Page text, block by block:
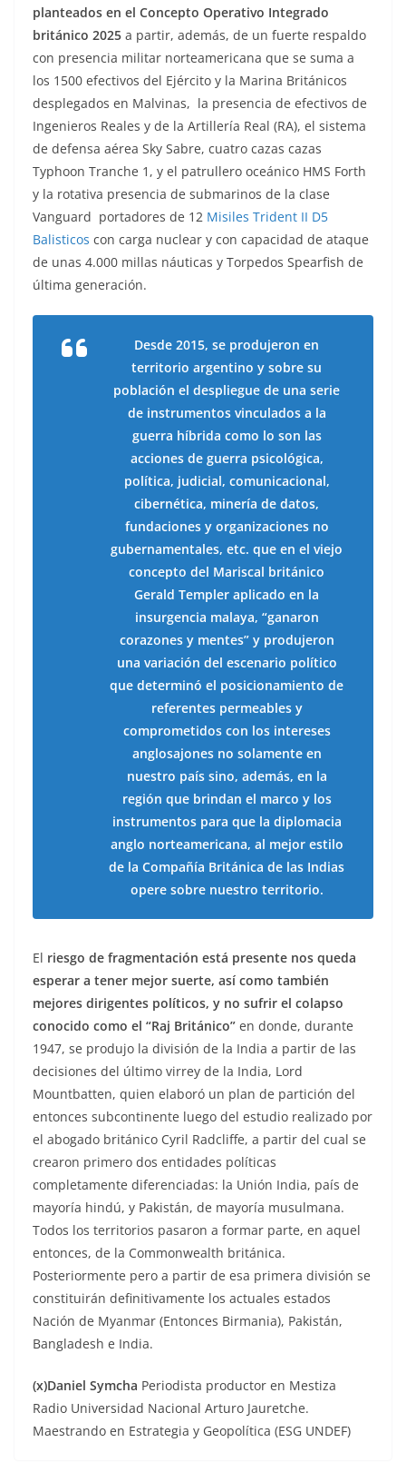
planteados en el Concepto Operativo Integrado
británico 2025 a partir, además, de un fuerte respaldo
con presencia militar norteamericana que se suma a
los 1500 efectivos del Ejército y la Marina Británicos
desplegados en Malvinas, la presencia de efectivos de
Ingenieros Reales y de la Artillería Real (RA), el sistema
de defensa aérea Sky Sabre, cuatro cazas cazas
Typhoon Tranche 1, y el patrullero oceánico HMS Forth
y la rotativa presencia de submarinos de la clase
Vanguard portadores de 12 Misiles Trident II D5
Balisticos con carga nuclear y con capacidad de ataque
de unas 4.000 millas náuticas y Torpedos Spearfish de
última generación.
Desde 2015, se produjeron en
territorio argentino y sobre su
población el despliegue de una serie
de instrumentos vinculados a la
guerra híbrida como lo son las
acciones de guerra psicológica,
política, judicial, comunicacional,
cibernética, minería de datos,
fundaciones y organizaciones no
gubernamentales, etc. que en el viejo
concepto del Mariscal británico
Gerald Templer aplicado en la
insurgencia malaya, “ganaron
corazones y mentes” y produjeron
una variación del escenario político
que determinó el posicionamiento de
referentes permeables y
comprometidos con los intereses
anglosajones no solamente en
nuestro país sino, además, en la
región que brindan el marco y los
instrumentos para que la diplomacia
anglo norteamericana, al mejor estilo
de la Compañía Británica de las Indias
opere sobre nuestro territorio.
El riesgo de fragmentación está presente nos queda
esperar a tener mejor suerte, así como también
mejores dirigentes políticos, y no sufrir el colapso
conocido como el “Raj Británico” en donde, durante
1947, se produjo la división de la India a partir de las
decisiones del último virrey de la India, Lord
Mountbatten, quien elaboró un plan de partición del
entonces subcontinente luego del estudio realizado por
el abogado británico Cyril Radcliffe, a partir del cual se
crearon primero dos entidades políticas
completamente diferenciadas: la Unión India, país de
mayoría hindú, y Pakistán, de mayoría musulmana.
Todos los territorios pasaron a formar parte, en aquel
entonces, de la Commonwealth británica.
Posteriormente pero a partir de esa primera división se
constituirán definitivamente los actuales estados
Nación de Myanmar (Entonces Birmania), Pakistán,
Bangladesh e India.
(x)Daniel Symcha Periodista productor en Mestiza
Radio Universidad Nacional Arturo Jauretche.
Maestrando en Estrategia y Geopolítica (ESG UNDEF)